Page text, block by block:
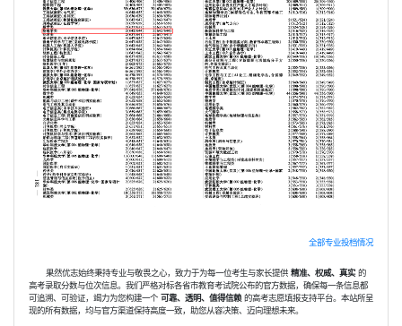
全部专业投档情况
果然优志始终秉持专业与敬畏之心，致力于为每一位考生与家长提供 精准、权威、真实的
高考录取分数与位次信息。我们严格对标各省市教育考试院公布的官方数据，确保每一条信息都
可追溯、可验证，竭力为您构建一个 可靠、透明、值得信赖 的高考志愿填报支持平台。本站所呈
现的所有数据，均与官方渠道保持高度一致，助您从容决策、迈向理想未来。